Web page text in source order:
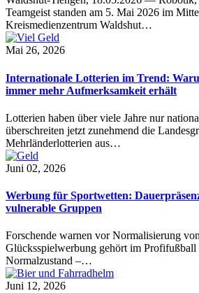
Teamgeist standen am 5. Mai 2026 im
Kreismedienzentrum Waldshut…
Mai 26, 2026
Internationale Lotterien im Trend:
immer mehr Aufmerksamkeit erhält
Lotterien haben über viele Jahre nur
überschreiten jetzt zunehmend die
Mehrländerlotterien aus…
Juni 02, 2026
Werbung für Sportwetten:
vulnerable Gruppen
Forschende warnen vor Normalisierung
Glücksspielwerbung gehört im
Normalzustand –…
Juni 12, 2026